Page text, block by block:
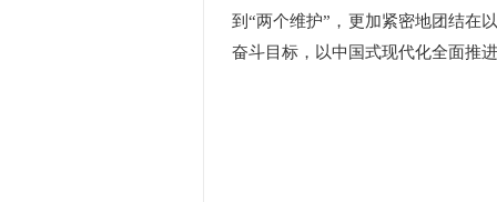
到“两个维护”，更加紧密地团结在
奋斗目标，以中国式现代化全面推